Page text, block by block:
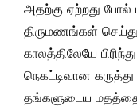
அதற்கு ஏற்றது போல்
திருமணங்கள்
காலத்திலேயே
நெகட்டிவான
தங்களுடைய